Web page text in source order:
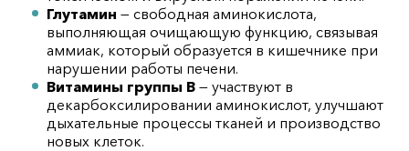
Глутамин — свободная аминокислота,
выполняющая очищающую функцию, связывая
аммиак, который образуется в кишечнике при
нарушении работы печени.
Витамины группы В — участвуют в
декарбоксилировании аминокислот, улучшают
дыхательные процессы тканей и производство
новых клеток.